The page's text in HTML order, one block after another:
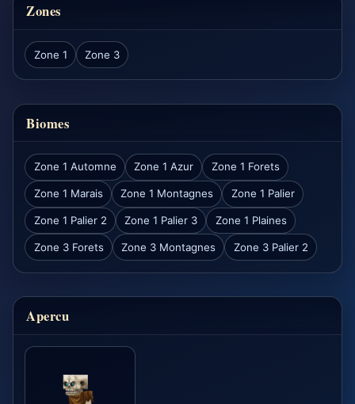
Zones
Zone 1 Zone 3
Biomes
Zone 1 Automne Zone 1 Azur Zone 1 Forets
Zone 1 Marais Zone 1 Montagnes Zone 1 Palier
Zone 1 Palier 2 Zone 1 Palier 3 Zone 1 Plaines
Zone 3 Forets Zone 3 Montagnes Zone 3 Palier 2
Apercu